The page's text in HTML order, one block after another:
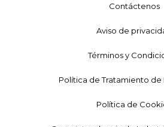
Contáctenos
Aviso de
Términos y
Política de Tratamiento de
Política de